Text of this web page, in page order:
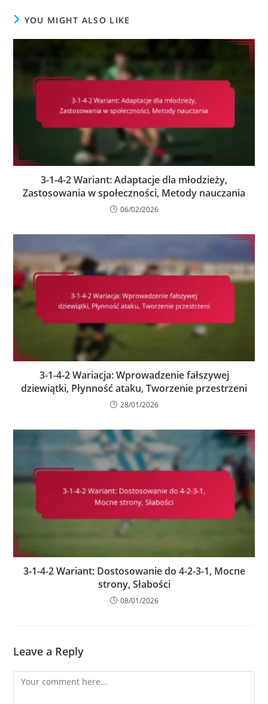
YOU MIGHT ALSO LIKE
3-1-4-2 Wariant: Adaptacje dla młodzieży,
Zastosowania w społeczności, Metody nauczania
06/02/2026
3-1-4-2 Wariacja: Wprowadzenie fałszywej
dziewiątki, Płynność ataku, Tworzenie przestrzeni
28/01/2026
3-1-4-2 Wariant: Dostosowanie do 4-2-3-1, Mocne
strony, Słabości
08/01/2026
Leave a Reply
Comment